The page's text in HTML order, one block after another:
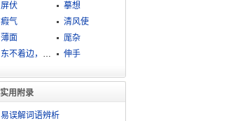
屏伏
摹想
瘕气
清风使
薄面
厖杂
东不着边，西不着际
伸手
实用附录
易误解词语辨析